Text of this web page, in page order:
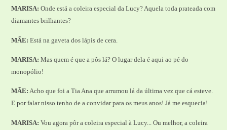
MARISA: Onde está a coleira especial da Lucy? Aquela toda prateada com
diamantes brilhantes?
MÃE: Está na gaveta dos lápis de cera.
MARISA: Mas quem é que a pôs lá? O lugar dela é aqui ao pé do
monopólio!
MÃE: Acho que foi a Tia Ana que arrumou lá da última vez que cá esteve.
E por falar nisso tenho de a convidar para os meus anos! Já me esquecia!
MARISA: Vou agora pôr a coleira especial à Lucy... Ou melhor, a coleira